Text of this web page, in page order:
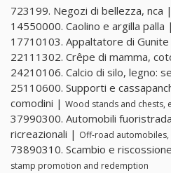
723199. Negozi di bellezza, nca |
14550000. Caolino e argilla palla |
17710103. Appaltatore di
22111302. Crêpe di mamma,
24210106. Calcio di silo, legno:
25110600. Supporti e
comodini | Wood stands and chests,
37990300. Automobili
ricreazionali | Off-road
73890310. Scambio e
stamp promotion and redemption